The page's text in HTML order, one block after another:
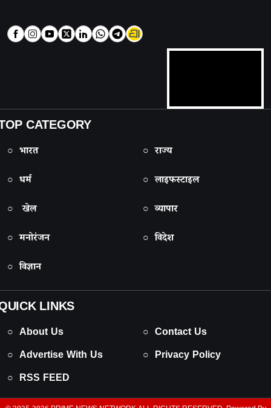
CATEGORY
○ भारत
○ राज्य
○ धर्म
○ लाइफस्टाइल
○ खेल
○ व्यापार
○ मनोरंजन
○ विदेश
○ विज्ञान
LINKS
○ About Us
○ Contact Us
○ Advertise With Us
○ Privacy Policy
○ RSS FEED